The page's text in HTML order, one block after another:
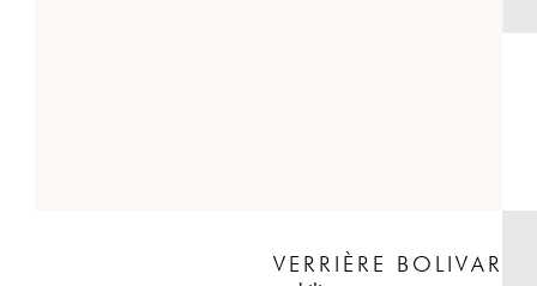
VERRIÈRE BOLIVAR